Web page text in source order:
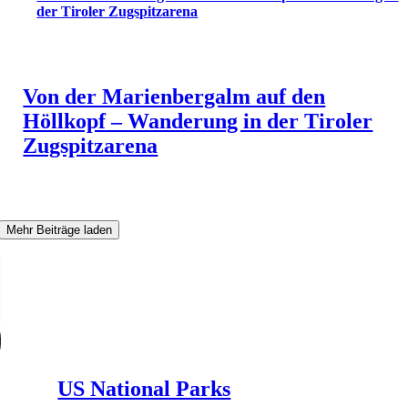
der Tiroler Zugspitzarena
Von der Marienbergalm auf den
Höllkopf – Wanderung in der Tiroler
Zugspitzarena
Mehr Beiträge laden
US National Parks